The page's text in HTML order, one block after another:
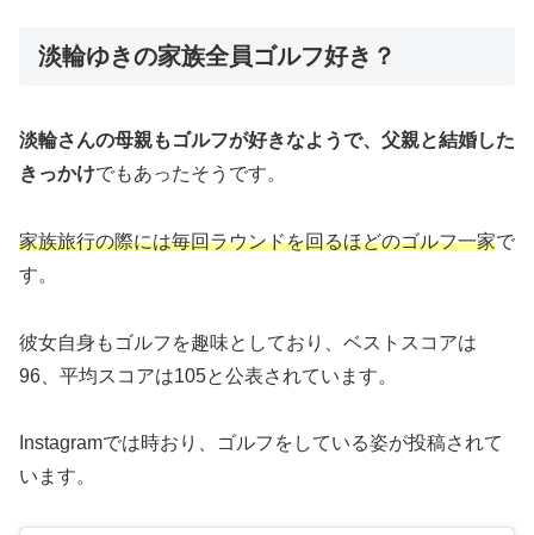
淡輪ゆきの家族全員ゴルフ好き？
淡輪さんの母親もゴルフが好きなようで、父親と結婚した
きっかけでもあったそうです。
家族旅行の際には毎回ラウンドを回るほどのゴルフ一家で
す。
彼女自身もゴルフを趣味としており、ベストスコアは
96、平均スコアは105と公表されています。
Instagramでは時おり、ゴルフをしている姿が投稿されて
います。